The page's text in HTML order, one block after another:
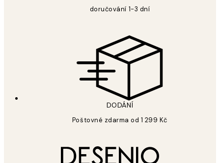
doručování 1-3 dní
DODÁNÍ
Poštovné zdarma od 1 299 Kč